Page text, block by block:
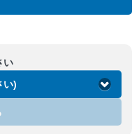
い
い)